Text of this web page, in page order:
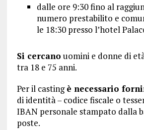
dalle ore 9:30 fino al
numero prestabilito e
le 18:30 presso l’hotel
Si cercano uomini e donne di
tra 18 e 75 anni.
Per il castingè necessario
di identità – codice fiscale o
IBAN personale stampato dalla
poste.